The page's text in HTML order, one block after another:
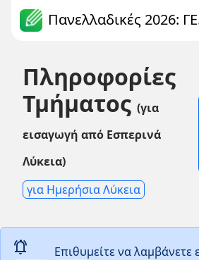
Πανελλαδικές 2026:
Πληροφορίες
Τμήματος (για
εισαγωγή από Εσπερινά
Λύκεια)
για Ημερήσια Λύκεια
notifications_active
Επιθυμείτε να λαμβάνετε